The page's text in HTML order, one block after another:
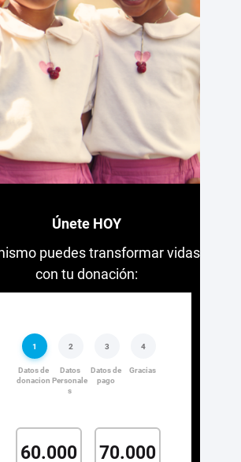
Únete HOY
puedes transformar vidas
con tu donación: